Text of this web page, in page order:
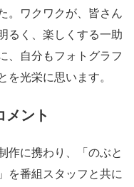
。ワクワクが、皆さん
るく、楽しくする一助
、自分もフォトグラフ
光栄に思います。
ント
作に携わり、「のぶと
を番組スタッフと共に